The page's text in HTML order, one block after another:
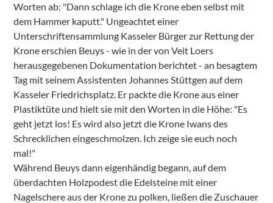
Worten ab: "Dann schlage ich die Krone eben selbst mit
dem Hammer kaputt." Ungeachtet einer
Unterschriftensammlung Kasseler Bürger zur Rettung der
Krone erschien Beuys - wie in der von Veit Loers
herausgegebenen Dokumentation berichtet - an besagtem
Tag mit seinem Assistenten Johannes Stüttgen auf dem
Kasseler Friedrichsplatz. Er packte die Krone aus einer
Plastiktüte und hielt sie mit den Worten in die Höhe: "Es
geht jetzt los! Es wird also jetzt die Krone Iwans des
Schrecklichen eingeschmolzen. Ich zeige sie euch noch
mal!"
Während Beuys dann eigenhändig begann, auf dem
überdachten Holzpodest die Edelsteine mit einer
Nagelschere aus der Krone zu polken, ließen die Zuschauer